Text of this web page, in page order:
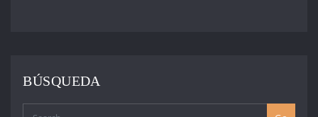
saludamos con
orgullo a la clase
BÚSQUEDA